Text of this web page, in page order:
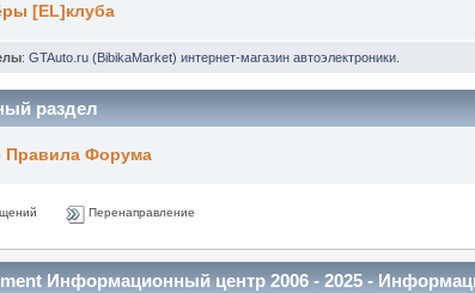
[EL]клуба
: GTAuto.ru (BibikaMarket) интернет-магазин автоэлектроники.
раздел
Форума
Перенаправление
Информационный центр 2006 - 2025 -